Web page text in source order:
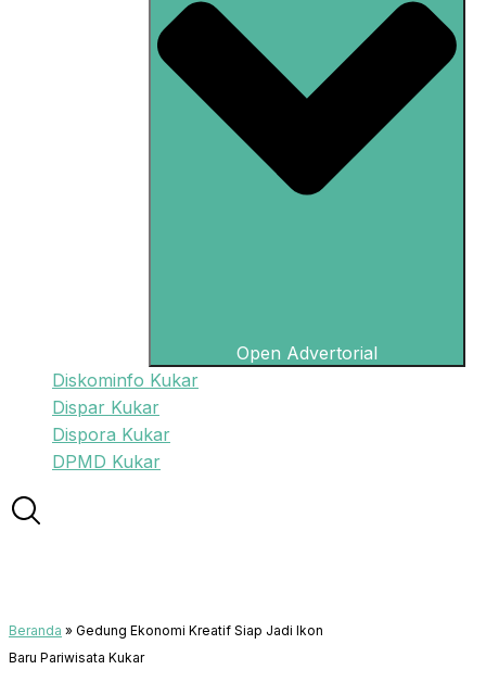
Open Advertorial
Diskominfo Kukar
Dispar Kukar
Dispora Kukar
DPMD Kukar
Beranda » Gedung Ekonomi Kreatif Siap Jadi Ikon
Baru Pariwisata Kukar